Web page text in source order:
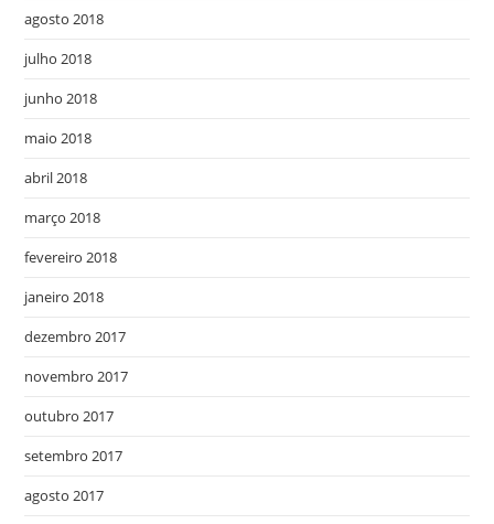
agosto 2018
julho 2018
junho 2018
maio 2018
abril 2018
março 2018
fevereiro 2018
janeiro 2018
dezembro 2017
novembro 2017
outubro 2017
setembro 2017
agosto 2017